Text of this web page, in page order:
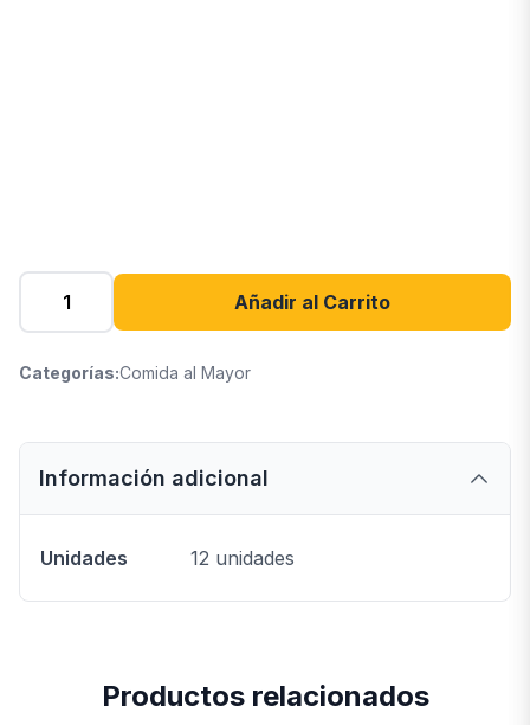
Añadir al Carrito
Categorías:Comida al Mayor
Información adicional
Unidades 12 unidades
Productos relacionados